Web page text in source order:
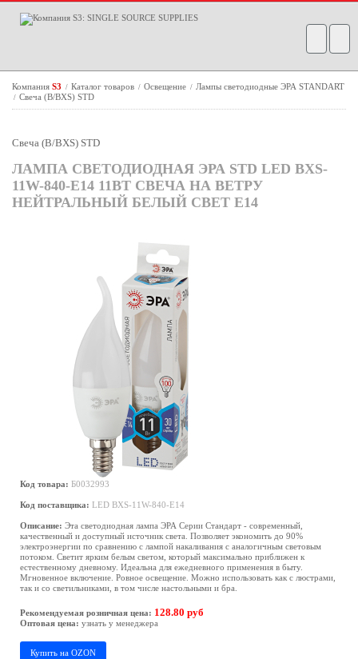
Компания S3 / Каталог товаров / Освещение / Лампы светодиодные ЭРА STANDART
/ Свеча (B/BXS) STD
Свеча (B/BXS) STD
ЛАМПА СВЕТОДИОДНАЯ ЭРА STD LED BXS-
11W-840-E14 11ВТ СВЕЧА НА ВЕТРУ
НЕЙТРАЛЬНЫЙ БЕЛЫЙ СВЕТ Е14
Код товара: Б0032993
Код поставщика: LED BXS-11W-840-E14
Описание: Эта светодиодная лампа ЭРА Серии Стандарт - современный,
качественный и доступный источник света. Позволяет экономить до 90%
электроэнергии по сравнению с лампой накаливания с аналогичным световым
потоком. Светит ярким белым светом, который максимально приближен к
естественному дневному. Идеальна для ежедневного применения в быту.
Мгновенное включение. Ровное освещение. Можно использовать как с люстрами,
так и со светильниками, в том числе настольными и бра.
Рекомендуемая розничная цена: 128.80 руб
Оптовая цена: узнать у менеджера
Купить на OZON